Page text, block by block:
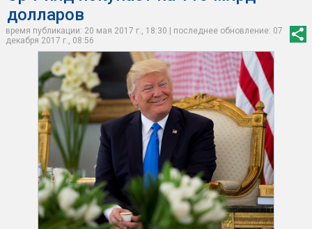
долларов
время публикации: 20 мая 2017 г., 18:30 | последнее обновление: 07
декабря 2017 г., 08:56